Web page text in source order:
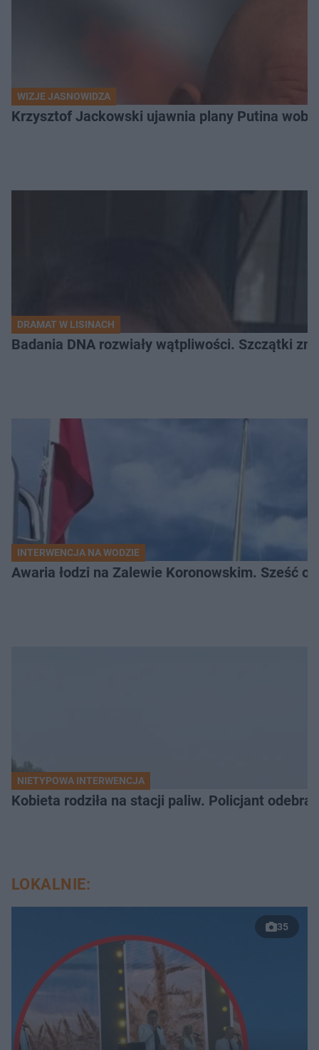
WIZJE JASNOWIDZA
Krzysztof Jackowski ujawnia plany Putina
DRAMAT W LISINACH
Badania DNA rozwiały wątpliwości. Szczątki
INTERWENCJA NA WODZIE
Awaria łodzi na Zalewie Koronowskim. Sześć
NIETYPOWA INTERWENCJA
Kobieta rodziła na stacji paliw. Policjant
LOKALNIE:
35